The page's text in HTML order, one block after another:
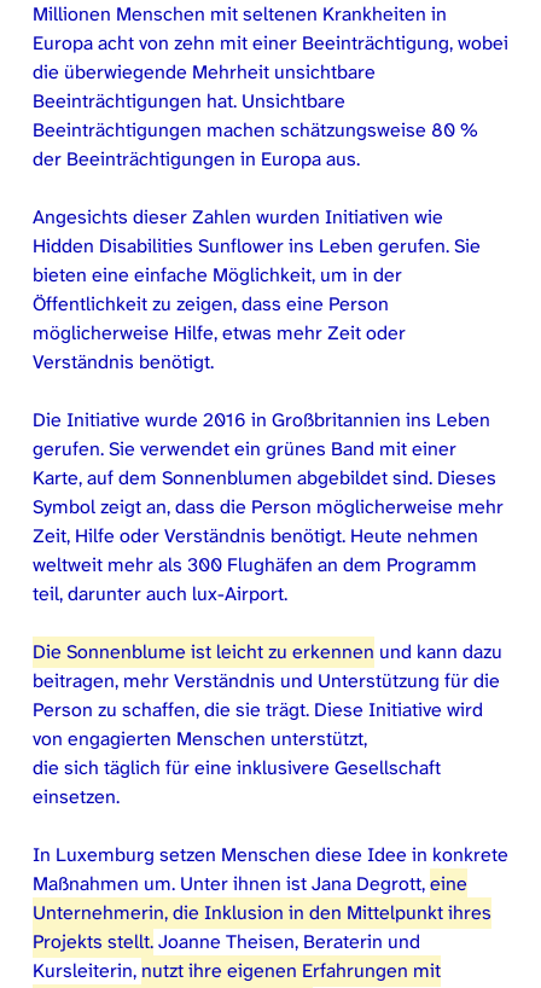
Millionen Menschen mit seltenen Krankheiten in
Europa acht von zehn mit einer Beeinträchtigung, wobei
die überwiegende Mehrheit unsichtbare
Beeinträchtigungen hat. Unsichtbare
Beeinträchtigungen machen schätzungsweise 80 %
der Beeinträchtigungen in Europa aus.
Angesichts dieser Zahlen wurden Initiativen wie
Hidden Disabilities Sunflower ins Leben gerufen. Sie
bieten eine einfache Möglichkeit, um in der
Öffentlichkeit zu zeigen, dass eine Person
möglicherweise Hilfe, etwas mehr Zeit oder
Verständnis benötigt.
Die Initiative wurde 2016 in Großbritannien ins Leben
gerufen. Sie verwendet ein grünes Band mit einer
Karte, auf dem Sonnenblumen abgebildet sind. Dieses
Symbol zeigt an, dass die Person möglicherweise mehr
Zeit, Hilfe oder Verständnis benötigt. Heute nehmen
weltweit mehr als 300 Flughäfen an dem Programm
teil, darunter auch lux-Airport.
Die Sonnenblume ist leicht zu erkennen und kann dazu
beitragen, mehr Verständnis und Unterstützung für die
Person zu schaffen, die sie trägt. Diese Initiative wird
von engagierten Menschen unterstützt,
die sich täglich für eine inklusivere Gesellschaft
einsetzen.
In Luxemburg setzen Menschen diese Idee in konkrete
Maßnahmen um. Unter ihnen ist Jana Degrott,eine
Unternehmerin, die Inklusion in den Mittelpunkt ihres
Projekts stellt.Joanne Theisen, Beraterin und
Kursleiterin, nutzt ihre eigenen Erfahrungen mit